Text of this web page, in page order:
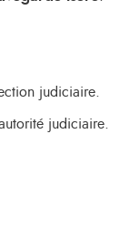
judiciaire.
judiciaire.